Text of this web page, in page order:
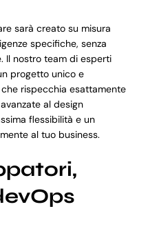
sarà creato su misura
specifiche, senza
Il nostro team di esperti
progetto unico e
rispecchia esattamente
al design
flessibilità e un
al tuo business.